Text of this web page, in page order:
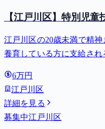
【江戸川区】特別児童
江戸川区の20歳未満で精
養育している方に支給され
6万円
江戸川区
詳細を見る
募集中江戸川区